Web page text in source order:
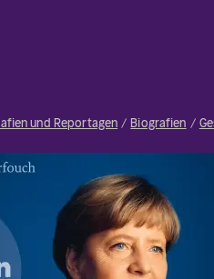
und Reportagen Biografien